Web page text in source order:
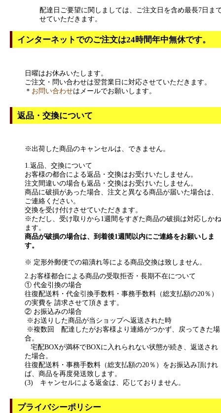
配達日ご要望に関しましては、ご注文日を含め最長7日ま
せていただきます。
インターネットでのご注文は24時間年中無休です。
日曜はお休みいたします。
ご注文・問い合わせは翌営業日に対応させていただきます。
＊ お問い合わせはメールでお願いします。
返品・交換について
※出荷した商品のキャンセルは、できません。
1.返品、交換について
お客様の都合による返品・交換はお受けいたしません。
注文間違いの場合も返品・交換はお受けいたしません。
商品に破損があった場合、注文と異なる商品が届いた場合は、
ご連絡ください。
交換を受け付けさせていただきます。
※ただし、受け取りから1週間をすぎた商品の破損は対応しかね
ます。
商品が破損の場合は、到着後1週間以内にご連絡をお願いしま
す。
※ 定形外郵便での箱潰れ等による商品交換は致しません。
2.お客様都合による商品の受取拒否・長期不在について
① 代金引換の場合
往復配送料・代金引換手数料・事務手数料（総支払額の20％）
の実費を 請求させて頂きます。
② お振込みの場合
※お送りした商品が当ショップへ返送された時
※複数回 配達したがお客様より連絡がつかず、戻ってきた場
合。
宅配BOXが満杯でBOXに入れられない状態が続き、返送され
た場合。
往復配送料・事務手数料（総支払額の20％）をお振込み頂けれ
ば、商品を再度発送致します。
(3) キャンセルによる返金は、応じておりません。
プライバシーポリシー